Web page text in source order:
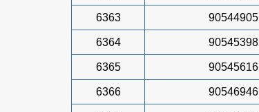
6363 90544905
6364 90545398
6365 90545616
6366 90546946